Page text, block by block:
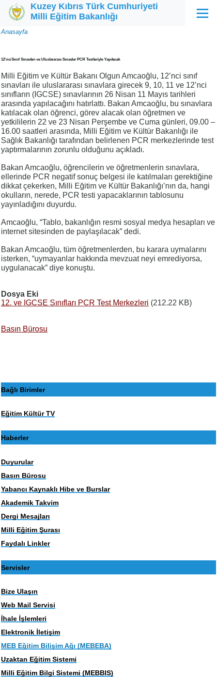
Ana içeriğe atla
Kuzey Kıbrıs Türk Cumhuriyeti
Milli Eğitim Bakanlığı
Menü
Sayfa
Anasayfa
12’nci Sınıf Sınavları ve Uluslararası Sınavlar PCR Testleriyle Yapılacak
Milli Eğitim ve Kültür Bakanı Olgun Amcaoğlu, 12’nci sınıf
sınavları ile uluslararası sınavlara girecek 9, 10, 11 ve 12’nci
sınıfların (IGCSE) sınavlarının 26 Nisan 11 Mayıs tarihleri
arasında yapılacağını hatırlattı. Bakan Amcaoğlu, bu sınavlara
katılacak olan öğrenci, görev alacak olan öğretmen ve
yetkililerin 22 ve 23 Nisan Perşembe ve Cuma günleri, 09.00 –
16.00 saatleri arasında, Milli Eğitim ve Kültür Bakanlığı ile
Sağlık Bakanlığı tarafından belirlenen PCR merkezlerinde test
yaptırmalarının zorunlu olduğunu açıkladı.
Bakan Amcaoğlu, öğrencilerin ve öğretmenlerin sınavlara,
ellerinde PCR negatif sonuç belgesi ile katılmaları gerektiğine
dikkat çekerken, Milli Eğitim ve Kültür Bakanlığı’nın da, hangi
okulların, nerede, PCR testi yapacaklarının tablosunu
yayınladığını duyurdu.
Amcaoğlu, “Tablo, bakanlığın resmi sosyal medya hesapları ve
internet sitesinden de paylaşılacak” dedi.
Bakan Amcaoğlu, tüm öğretmenlerden, bu karara uymalarını
isterken, “uymayanlar hakkında mevzuat neyi emrediyorsa,
uygulanacak” diye konuştu.
Dosya Eki
12. ve IGCSE Sınıfları PCR Test Merkezleri (212.22 KB)
Basın Bürosu
Bağlı Birimler
Eğitim Kültür TV
Haberler
Duyurular
Basın Bürosu
Yabancı Kaynaklı Hibe ve Burslar
Akademik Takvim
Dergi Mesajları
Milli Eğitim Şurası
Faydalı Linkler
Servisler
Bize Ulaşın
Web Mail Servisi
İhale İşlemleri
Elektronik İletişim
MEB Eğitim Bilişim Ağı (MEBEBA)
Uzaktan Eğitim Sistemi
Milli Eğitim Bilgi Sistemi (MEBBIS)